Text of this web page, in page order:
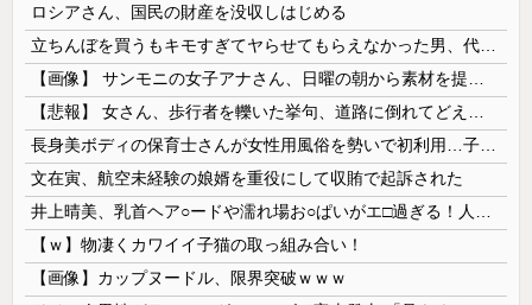
ロシアさん、国民の財産を没収しはじめる
文在寅、航空未経験の娘婿を重役にして収賄で起訴された
【ｗ】物凄くカワイイ子猫の取っ組み合い！
【画像】カップヌードル、限界突破ｗｗｗ